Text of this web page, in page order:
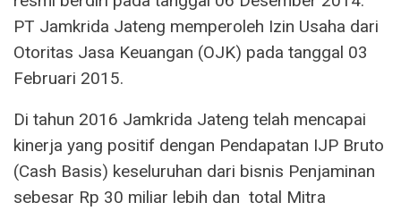
PT Jamkrida Jateng memperoleh Izin Usaha dari
Otoritas Jasa Keuangan (OJK) pada tanggal 03
Februari 2015.
Di tahun 2016 Jamkrida Jateng telah mencapai
kinerja yang positif dengan Pendapatan IJP Bruto
(Cash Basis) keseluruhan dari bisnis Penjaminan
sebesar Rp 30 miliar lebih dan total Mitra